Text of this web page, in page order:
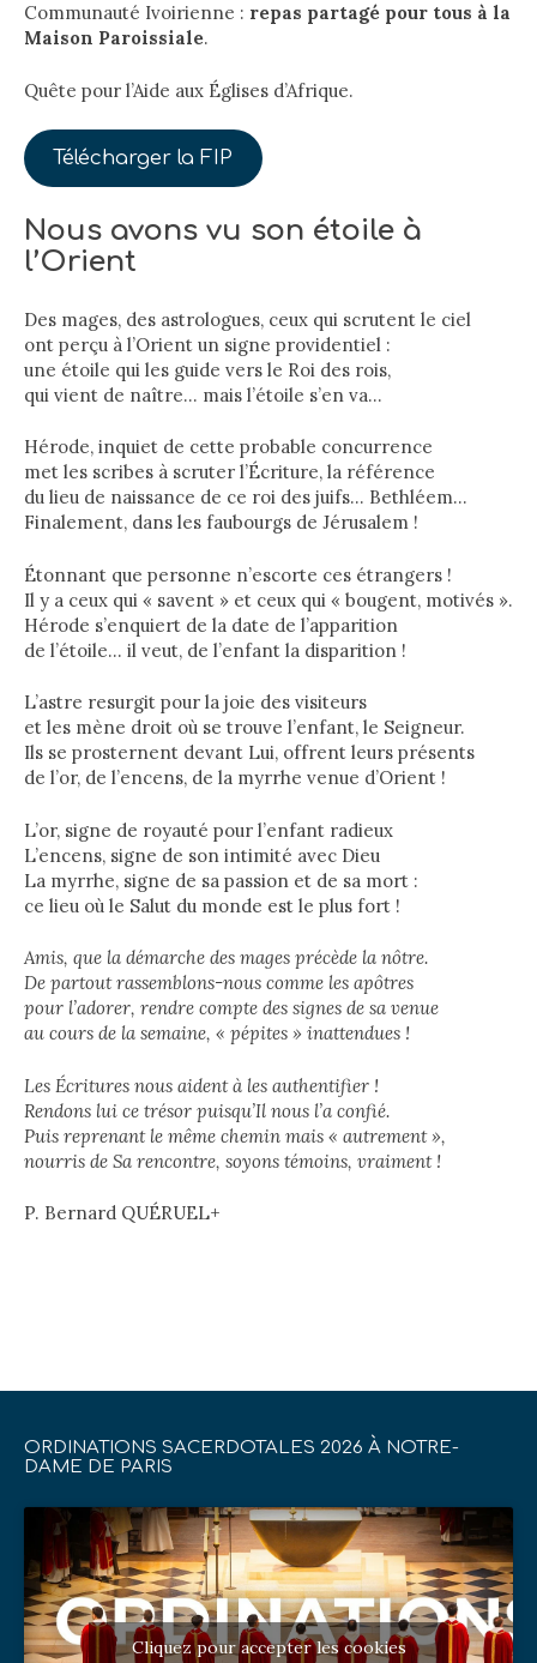
Communauté Ivoirienne : repas partagé pour tous à la
Maison Paroissiale.
Quête pour l’Aide aux Églises d’Afrique.
Télécharger la FIP
Nous avons vu son étoile à
l’Orient
Des mages, des astrologues, ceux qui scrutent le ciel
ont perçu à l’Orient un signe providentiel :
une étoile qui les guide vers le Roi des rois,
qui vient de naître… mais l’étoile s’en va…
Hérode, inquiet de cette probable concurrence
met les scribes à scruter l’Écriture, la référence
du lieu de naissance de ce roi des juifs… Bethléem…
Finalement, dans les faubourgs de Jérusalem !
Étonnant que personne n’escorte ces étrangers !
Il y a ceux qui « savent » et ceux qui « bougent, motivés ».
Hérode s’enquiert de la date de l’apparition
de l’étoile… il veut, de l’enfant la disparition !
L’astre resurgit pour la joie des visiteurs
et les mène droit où se trouve l’enfant, le Seigneur.
Ils se prosternent devant Lui, offrent leurs présents
de l’or, de l’encens, de la myrrhe venue d’Orient !
L’or, signe de royauté pour l’enfant radieux
L’encens, signe de son intimité avec Dieu
La myrrhe, signe de sa passion et de sa mort :
ce lieu où le Salut du monde est le plus fort !
Amis, que la démarche des mages précède la nôtre.
De partout rassemblons-nous comme les apôtres
pour l’adorer, rendre compte des signes de sa venue
au cours de la semaine, « pépites » inattendues !
Les Écritures nous aident à les authentifier !
Rendons lui ce trésor puisqu’Il nous l’a confié.
Puis reprenant le même chemin mais « autrement »,
nourris de Sa rencontre, soyons témoins, vraiment !
P. Bernard QUÉRUEL+
ORDINATIONS SACERDOTALES 2026 À NOTRE-
DAME DE PARIS
Cliquez pour accepter les cookies